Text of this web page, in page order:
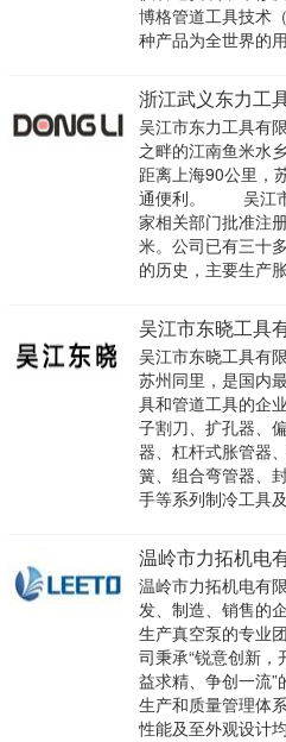
博格管道工具技术
种产品为全世界的
浙江武义东力工
吴江市东力工具有
之畔的江南鱼米水
距离上海90公里，
通便利。 吴江市
家相关部门批准注
米。公司已有三十
的历史，主要生产
吴江市东晓工具
吴江市东晓工具有
苏州同里，是国内
具和管道工具的企
子割刀、扩孔器、
器、杠杆式胀管器
簧、组合弯管器、
手等系列制冷工具
温岭市力拓机电
温岭市力拓机电有
发、制造、销售的
生产真空泵的专业
司秉承“锐意创新，
益求精、争创一流
生产和质量管理体
性能及至外观设计